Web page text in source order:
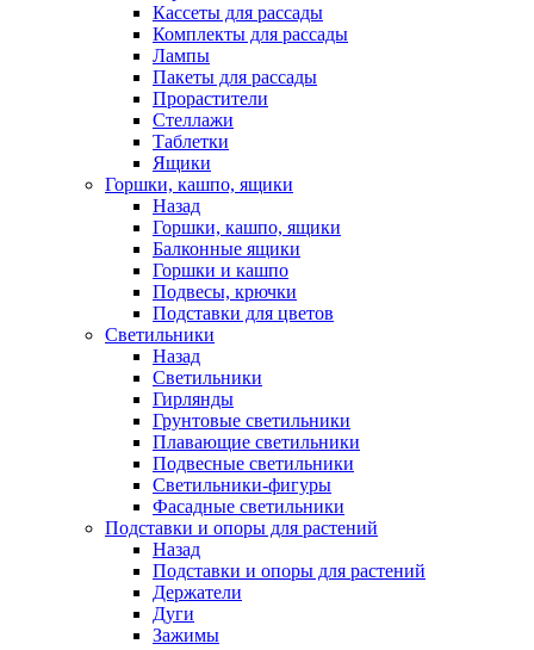
Кассеты для рассады
Комплекты для рассады
Лампы
Пакеты для рассады
Прорастители
Стеллажи
Таблетки
Ящики
Горшки, кашпо, ящики
Назад
Горшки, кашпо, ящики
Балконные ящики
Горшки и кашпо
Подвесы, крючки
Подставки для цветов
Светильники
Назад
Светильники
Гирлянды
Грунтовые светильники
Плавающие светильники
Подвесные светильники
Светильники-фигуры
Фасадные светильники
Подставки и опоры для растений
Назад
Подставки и опоры для растений
Держатели
Дуги
Зажимы